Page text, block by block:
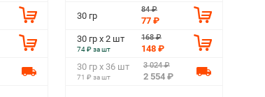
30 гр
84 ₽
77 ₽
30 гр х 2 шт
74 ₽ за шт
168 ₽
148 ₽
30 гр х 36 шт
71 ₽ за шт
3 024 ₽
2 554 ₽